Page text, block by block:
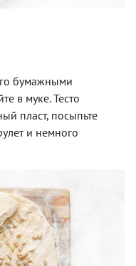
бумажными
в муке. Тесто
пласт, посыпьте
и немного